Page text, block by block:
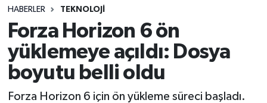
HABERLER TEKNOLOJI
Forza Horizon 6 ön
yüklemeye açıldı: Dosya
boyutu belli oldu
Forza Horizon 6 için ön yükleme süreci başladı.
Bölge
Çavdarhisar
Son Dakika Haberleri
Haber Arşivi